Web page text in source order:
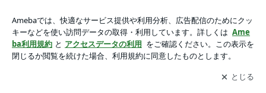
アプリをダウンロードして ブログの更新通知
を受け取りまし
ょう。
開く